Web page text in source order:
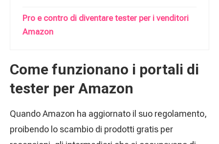
Pro e contro di diventare tester per i venditori
Amazon
Come funzionano i portali di
tester per Amazon
Quando Amazon ha aggiornato il suo regolamento,
proibendo lo scambio di prodotti gratis per